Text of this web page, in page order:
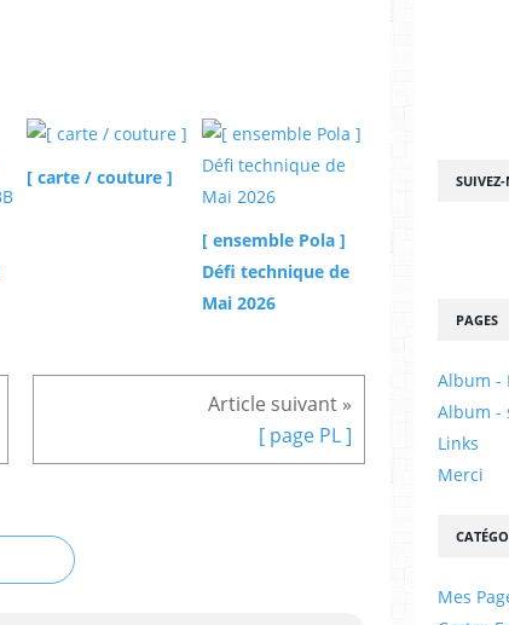
[ carte / couture ]
[ ensemble Pola ]
Défi technique de
Mai 2026
[ page PL ]
PAGES
Album -
Album -
Links
Merci
Mes